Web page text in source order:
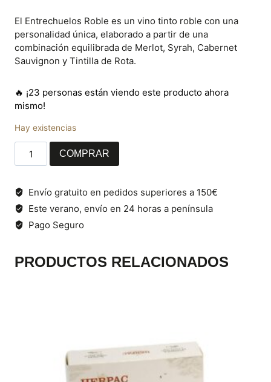
El Entrechuelos Roble es un vino tinto roble con una
personalidad única, elaborado a partir de una
combinación equilibrada de Merlot, Syrah, Cabernet
Sauvignon y Tintilla de Rota.
🔥 ¡23 personas están viendo este producto ahora
mismo!
Hay existencias
Tinto
Roble
COMPRAR
Envío gratuito en pedidos superiores a 150€
Este verano, envío en 24 horas a península
Pago Seguro
PRODUCTOS RELACIONADOS